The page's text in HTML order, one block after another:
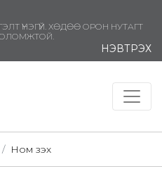
ҮНЭГҮЙ. ХӨДӨӨ ОРОН НУТАГТ
НЭВТРЭХ
Ном үзэх